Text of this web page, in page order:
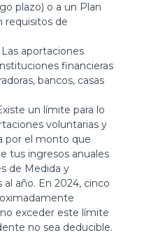
plazo) o a un Plan
requisitos de
Las aportaciones
financieras
bancos, casas
un límite para lo
voluntarias y
por el monto que
tus ingresos anuales
de Medida y
año. En 2024, cinco
no exceder este límite
no sea deducible.